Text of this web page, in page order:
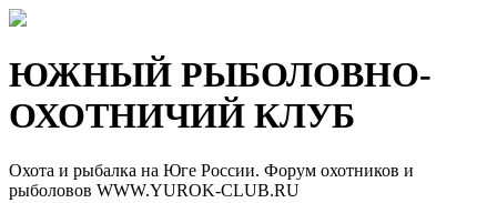
Регистрация
ЮЖНЫЙ РЫБОЛОВНО-
ОХОТНИЧИЙ КЛУБ
Охота и рыбалка на Юге России. Форум охотников и
рыболовов WWW.YUROK-CLUB.RU